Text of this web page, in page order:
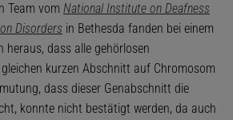
Team vom National Institute on Deafness
Disorders in Bethesda fanden bei einem
heraus, dass alle gehörlosen
kurzen Abschnitt auf Chromosom
dass dieser Genabschnitt die
konnte nicht bestätigt werden, da auch